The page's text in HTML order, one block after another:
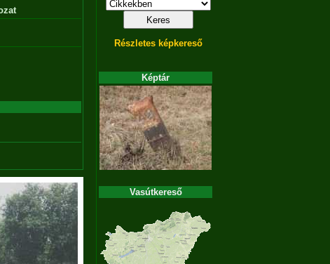
Részletes képkereső
Képtár
Vasútkereső